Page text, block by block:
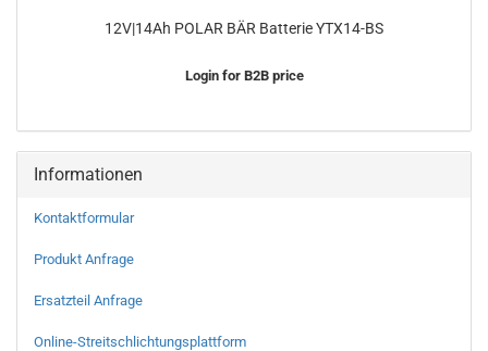
12V|14Ah POLAR BÄR Batterie YTX14-BS
Login for B2B price
Informationen
Kontaktformular
Produkt Anfrage
Ersatzteil Anfrage
Online-Streitschlichtungsplattform